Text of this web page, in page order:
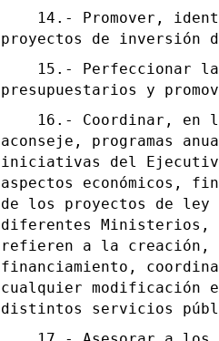
14.- Promover,
proyectos de inversión
15.- Perfeccionar las
presupuestarios y
16.- Coordinar, en la
aconseje, programas
iniciativas del
aspectos económicos,
de los proyectos de ley
diferentes Ministerios,
refieren a la creación,
financiamiento,
cualquier modificación
distintos servicios